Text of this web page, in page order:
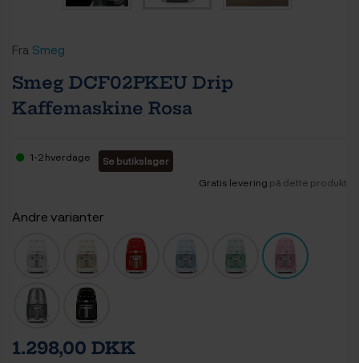
Fra Smeg
Smeg DCF02PKEU Drip
Kaffemaskine Rosa
1-2 hverdage
Se butikslager
Gratis levering på dette produkt
Andre varianter
1.298,00 DKK